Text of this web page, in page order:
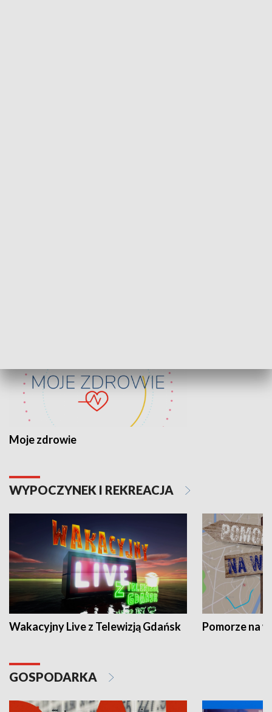
Moje zdrowie
WYPOCZYNEK I REKREACJA
Wakacyjny Live z Telewizją Gdańsk Pomorze na
GOSPODARKA